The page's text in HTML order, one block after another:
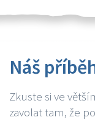
Náš
Zkuste si ve
zavolat tam, že